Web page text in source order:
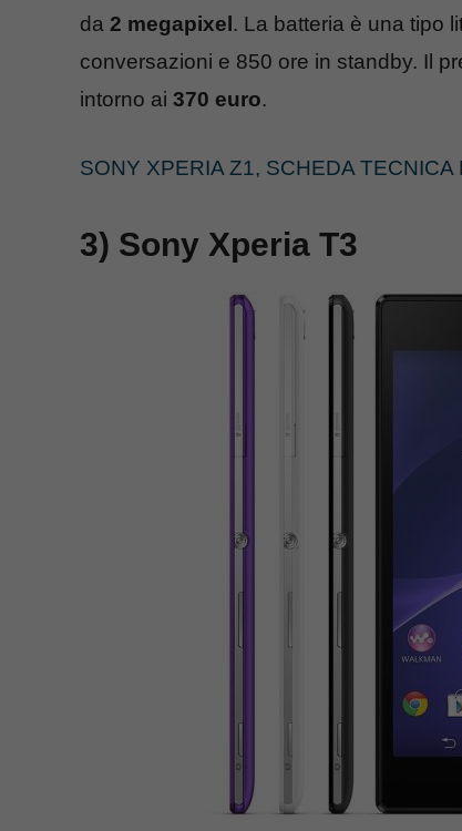
da 2 megapixel. La batteria è una tipo
conversazioni e 850 ore in standby. Il
intorno ai 370 euro.
SONY XPERIA Z1, SCHEDA TECNICA
3) Sony Xperia T3